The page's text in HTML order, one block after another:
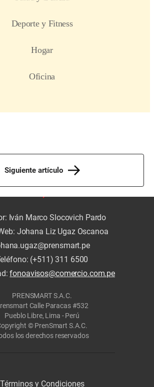
Siguiente artículo
Iván Marco Slocovich Pardo
Johana Liz Ugaz Oscanoa
(+511) 311 6500
fonoavisos@comercio.com.pe
PRENSMART S.A.C.
Calle Paracas #532
Pueblo Libre, Lima - Perú
© PrenSmart S.A.C.
los derechos reservados
Términos y Condiciones